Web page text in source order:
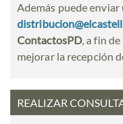
Además puede enviar
ContactosPD, a fin
mejorar la recepción
REALIZAR